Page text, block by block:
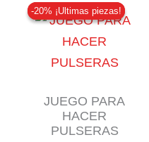
-20% ¡Ultimas piezas!
JUEGO PARA
HACER
PULSERAS
-20% ¡Ultimas piezas!